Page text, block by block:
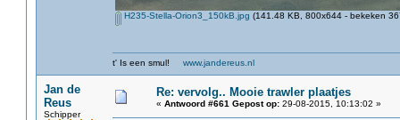
H235-Stella-Orion3_150kB.jpg (141.48 KB, 800x644 - bekeken
t' Is een smul! www.jandereus.nl
Jan de
Reus
Schipper
Re: vervolg.. Mooie trawler plaatjes
« Antwoord #661 Gepost op:29-08-2015, 10:13:02 »